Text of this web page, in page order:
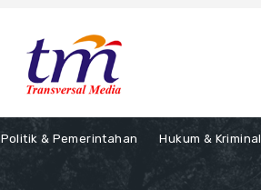
Politik & Pemerintahan Hukum & Kriminal